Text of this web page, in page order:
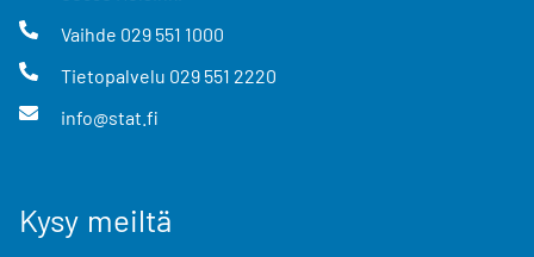
Vaihde 029 551 1000
Tietopalvelu 029 551 2220
info@stat.fi
Kysy meiltä